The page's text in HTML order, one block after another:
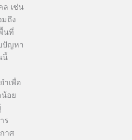
ล เช่น
ถึง
นที่
ปัญหา
นี้
ำเพื่อ
น้อย
ร
าศ